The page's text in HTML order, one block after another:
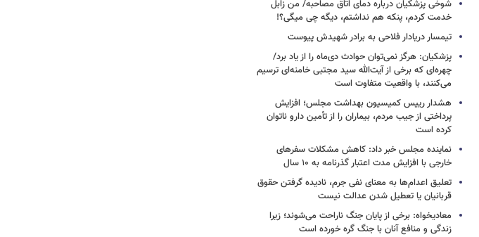
شوخی پزشکیان درباره دمای اتاق مصاحبه/ من زابل
خدمت کردم، پنکه هم نداشتم، دیگه چی میگی؟!
تیمسار دریادار فلاحی به برادر شهیدش پیوست
پزشکیان: هرگز نمی‌توان حوادث دی‌ماه را از یاد برد/
چهره‌ای که برخی از آیت‌الله سید مجتبی خامنه‌ای ترسیم
می‌کنند، با واقعیت متفاوت است
هشدار رییس کمیسیون بهداشت مجلس؛ افزایش
پرداختی از جیب مردم، بیماران را از تأمین دارو ناتوان
کرده است
نماینده مجلس خبر داد: کاهش مشکلات سفرهای
خارجی با افزایش مدت اعتبار گذرنامه به ۱۰ سال
تعلیق اعدام‌ها به معنای نفی جرم، نادیده گرفتن حقوق
قربانیان یا تعطیل شدن عدالت نیست
معادیخواه: برخی از پایان جنگ ناراحت می‌شوند؛ زیرا
زندگی و منافع آنان با جنگ گره خورده است